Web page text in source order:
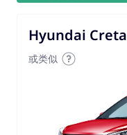
Hyundai Creta
或类似